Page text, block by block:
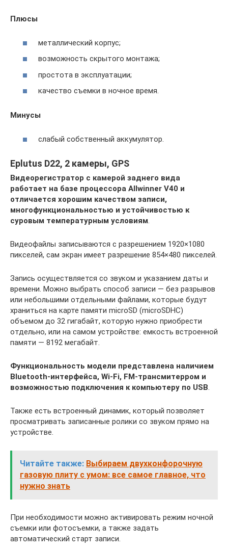
Плюсы
металлический корпус;
возможность скрытого монтажа;
простота в эксплуатации;
качество съемки в ночное время.
Минусы
слабый собственный аккумулятор.
Eplutus D22, 2 камеры, GPS
Видеорегистратор с камерой заднего вида
работает на базе процессора Allwinner V40 и
отличается хорошим качеством записи,
многофункциональностью и устойчивостью к
суровым температурным условиям.
Видеофайлы записываются с разрешением 1920×1080
пикселей, сам экран имеет разрешение 854×480 пикселей.
Запись осуществляется со звуком и указанием даты и
времени. Можно выбрать способ записи — без разрывов
или небольшими отдельными файлами, которые будут
храниться на карте памяти microSD (microSDHC)
объемом до 32 гигабайт, которую нужно приобрести
отдельно, или на самом устройстве: емкость встроенной
памяти — 8192 мегабайт.
Функциональность модели представлена наличием
Bluetooth-интерфейса, Wi-Fi, FM-трансмитерром и
возможностью подключения к компьютеру по USB.
Также есть встроенный динамик, который позволяет
просматривать записанные ролики со звуком прямо на
устройстве.
Читайте также: Выбираем двухконфорочную
газовую плиту с умом: все самое главное, что
нужно знать
При необходимости можно активировать режим ночной
съемки или фотосъемки, а также задать
автоматический старт записи.